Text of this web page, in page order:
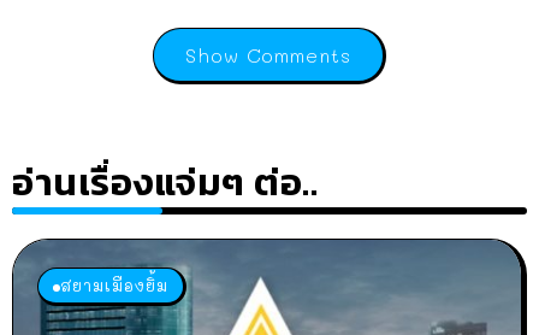
Show Comments
อ่านเรื่องแจ่มๆ ต่อ..
สยามเมืองยิ้ม